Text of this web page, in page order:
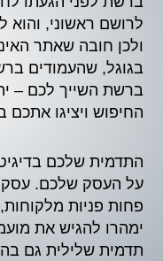
לרושם ראשוני,
ולכן חובה שאתר
בגוגל, שהעמודים
ברשת השייך לכם –
החיפוש ויציגו אתכם
התדמית שלכם
על העסק שלכם. עסק
פחות פניות
ימהרו להגיש את
תדמית שלילית גם